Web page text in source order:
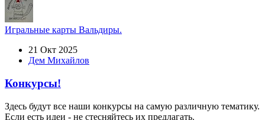
Игральные карты Вальдиры.
21 Окт 2025
Дем Михайлов
Конкурсы!
Здесь будут все наши конкурсы на самую различную тематику.
Если есть идеи - не стесняйтесь их предлагать.